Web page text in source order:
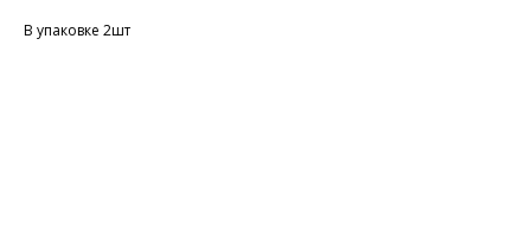
В упаковке 2шт